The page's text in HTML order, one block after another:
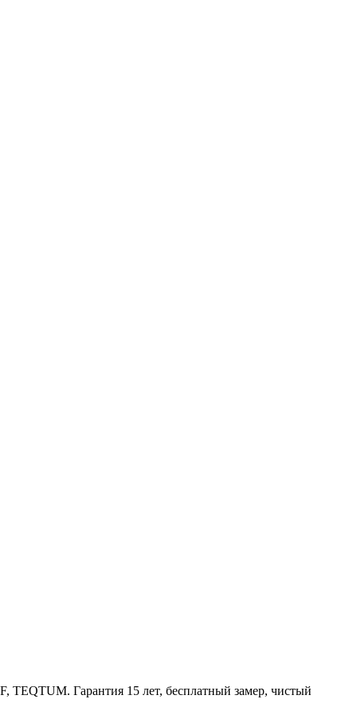
Гарантия 15 лет, бесплатный замер, чистый